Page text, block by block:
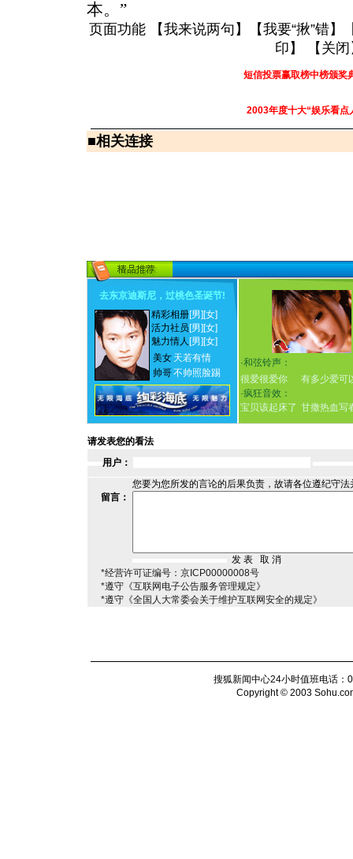
本。”
页面功能 【我来说两句 】【我要“揪”错】
印 】 【 关闭
短信投票赢取榜中榜颁奖
2003年度十大“娱乐看点
■相关连接
去东京迪斯尼，过桃色圣诞节!
精彩相册[男] [女]
活力社员 [男] [女]
魅力情人 [男] [女]
美女 天若有情
帅哥不帅照脸踢
·和弦铃声：
很爱很爱你
有多少爱可
·疯狂音效：
宝贝该起床了 甘撒热血写
请发表您的看法
用户：
您要为您所发的言论的后果负责，故请各位遵纪守
留言：
*经营许可证编号：京ICP00000008号
*遵守《互联网电子公告服务管理规定》
*遵守《全国人大常委会关于维护互联网安全的规定》
搜狐新闻中心24小时值班电话
Copyright © 2003